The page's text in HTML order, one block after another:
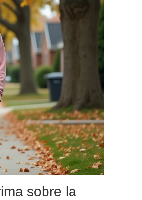
sobre la